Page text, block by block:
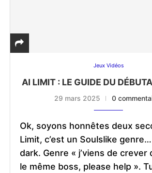
Jeux Vidéos
AI LIMIT : LE GUIDE DU
29 mars 2025 0
Ok, soyons honnêtes deux
Limit, c’est un Soulslike
dark. Genre « j’viens de crever
le même boss, please help ».